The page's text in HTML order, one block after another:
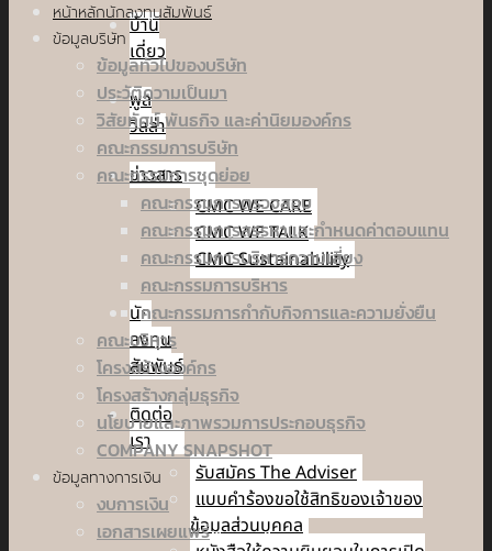
บ้าน
เดี่ยว
พูล
วิลล่า
ข่าวสาร
CMC WE CARE
CMC WE TALK
CMC Sustainability
นัก
ลงทุน
สัมพันธ์
ติดต่อ
เรา
รับสมัคร The Adviser
แบบคำร้องขอใช้สิทธิของเจ้าของ
ข้อมูลส่วนบุคคล
หน้าหลักนักลงทุนสัมพันธ์
ข้อมูลบริษัท
ข้อมูลทั่วไปของบริษัท
ประวัติความเป็นมา
วิสัยทัศน์ พันธกิจ และค่านิยมองค์กร
คณะกรรมการบริษัท
คณะกรรมการชุดย่อย
คณะกรรมการตรวจสอบ
คณะกรรมการสรรหาและกำหนดค่าตอบแทน
คณะกรรมการบริหารความเสี่ยง
คณะกรรมการบริหาร
คณะกรรมการกำกับกิจการและความยั่งยืน
คณะบริหาร
โครงสร้างองค์กร
โครงสร้างกลุ่มธุรกิจ
นโยบายและภาพรวมการประกอบธุรกิจ
COMPANY SNAPSHOT
ข้อมูลทางการเงิน
งบการเงิน
เอกสารเผยแพร่